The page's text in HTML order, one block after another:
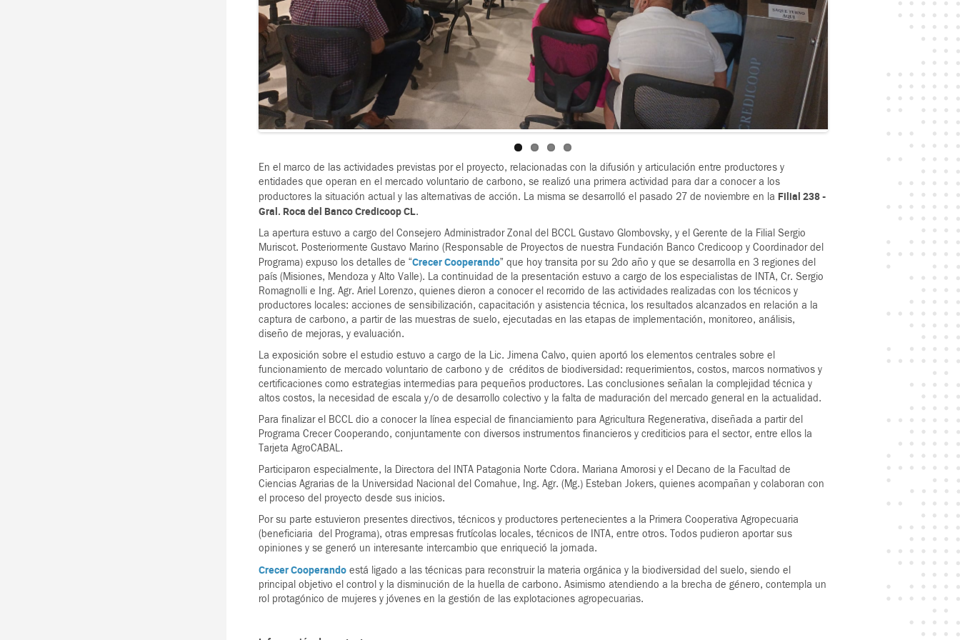
En el marco de las actividades previstas por el proyecto, relacionadas con la difusión y articulación entre productores y
entidades que operan en el mercado voluntario de carbono, se realizó una primera actividad para dar a conocer a los
productores la situación actual y las alternativas de acción. La misma se desarrolló el pasado 27 de noviembre en la Filial 238 -
Gral. Roca del Banco Credicoop CL.
La apertura estuvo a cargo del Consejero Administrador Zonal del BCCL Gustavo Glombovsky, y el Gerente de la Filial Sergio
Muriscot. Posteriormente Gustavo Marino (Responsable de Proyectos de nuestra Fundación Banco Credicoop y Coordinador del
Programa) expuso los detalles de “Crecer Cooperando” que hoy transita por su 2do año y que se desarrolla en 3 regiones del
país (Misiones, Mendoza y Alto Valle). La continuidad de la presentación estuvo a cargo de los especialistas de INTA, Cr. Sergio
Romagnolli e Ing. Agr. Ariel Lorenzo, quienes dieron a conocer el recorrido de las actividades realizadas con los técnicos y
productores locales: acciones de sensibilización, capacitación y asistencia técnica, los resultados alcanzados en relación a la
captura de carbono, a partir de las muestras de suelo, ejecutadas en las etapas de implementación, monitoreo, análisis,
diseño de mejoras, y evaluación.
La exposición sobre el estudio estuvo a cargo de la Lic. Jimena Calvo, quien aportó los elementos centrales sobre el
funcionamiento de mercado voluntario de carbono y de créditos de biodiversidad: requerimientos, costos, marcos normativos y
certificaciones como estrategias intermedias para pequeños productores. Las conclusiones señalan la complejidad técnica y
altos costos, la necesidad de escala y/o de desarrollo colectivo y la falta de maduración del mercado general en la actualidad.
Para finalizar el BCCL dio a conocer la línea especial de financiamiento para Agricultura Regenerativa, diseñada a partir del
Programa Crecer Cooperando, conjuntamente con diversos instrumentos financieros y crediticios para el sector, entre ellos la
Tarjeta AgroCABAL.
Participaron especialmente, la Directora del INTA Patagonia Norte Cdora. Mariana Amorosi y el Decano de la Facultad de
Ciencias Agrarias de la Universidad Nacional del Comahue, Ing. Agr. (Mg.) Esteban Jokers, quienes acompañan y colaboran con
el proceso del proyecto desde sus inicios.
Por su parte estuvieron presentes directivos, técnicos y productores pertenecientes a la Primera Cooperativa Agropecuaria
(beneficiaria del Programa), otras empresas frutícolas locales, técnicos de INTA, entre otros. Todos pudieron aportar sus
opiniones y se generó un interesante intercambio que enriqueció la jornada.
Crecer Cooperando está ligado a las técnicas para reconstruir la materia orgánica y la biodiversidad del suelo, siendo el
principal objetivo el control y la disminución de la huella de carbono. Asimismo atendiendo a la brecha de género, contempla un
rol protagónico de mujeres y jóvenes en la gestión de las explotaciones agropecuarias.